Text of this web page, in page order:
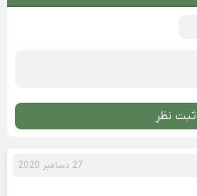
ثبت نظر
27 دسامبر 2020